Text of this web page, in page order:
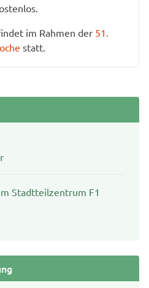
im Rahmen der 51.
statt.
Stadtteilzentrum F1